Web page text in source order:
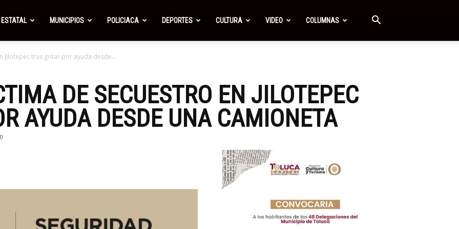
ESTATAL MUNICIPIOS POLICIACA DEPORTES CULTURA VIDEO COLUMNAS
Jilotepec tras gritar por ayuda desde...
DE SECUESTRO EN JILOTEPEC
AYUDA DESDE UNA CAMIONETA
0